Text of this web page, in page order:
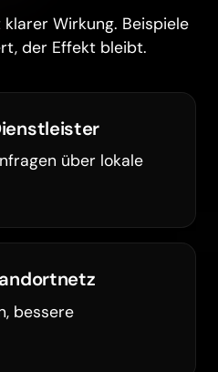
Wirkung. Beispiele
der Effekt bleibt.
über lokale
bessere